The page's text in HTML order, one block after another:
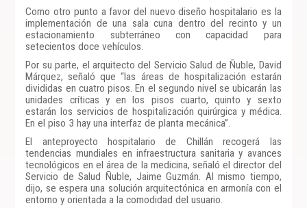
Como otro punto a favor del nuevo diseño hospitalario es la
implementación de una sala cuna dentro del recinto y un
estacionamiento subterráneo con capacidad para
setecientos doce vehículos.
Por su parte, el arquitecto del Servicio Salud de Ñuble, David
Márquez, señaló que “las áreas de hospitalización estarán
divididas en cuatro pisos. En el segundo nivel se ubicarán las
unidades críticas y en los pisos cuarto, quinto y sexto
estarán los servicios de hospitalización quirúrgica y médica.
En el piso 3 hay una interfaz de planta mecánica”.
El anteproyecto hospitalario de Chillán recogerá las
tendencias mundiales en infraestructura sanitaria y avances
tecnológicos en el área de la medicina, señaló el director del
Servicio de Salud Ñuble, Jaime Guzmán. Al mismo tiempo,
dijo, se espera una solución arquitectónica en armonía con el
entorno y orientada a la comodidad del usuario.